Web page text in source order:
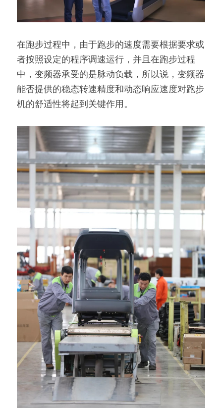
在跑步过程中，由于跑步的速度需要根据要求或
者按照设定的程序调速运行，并且在跑步过程
中，变频器承受的是脉动负载，所以说，变频器
能否提供的稳态转速精度和动态响应速度对跑步
机的舒适性将起到关键作用。